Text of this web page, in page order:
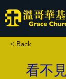
< Back
看不